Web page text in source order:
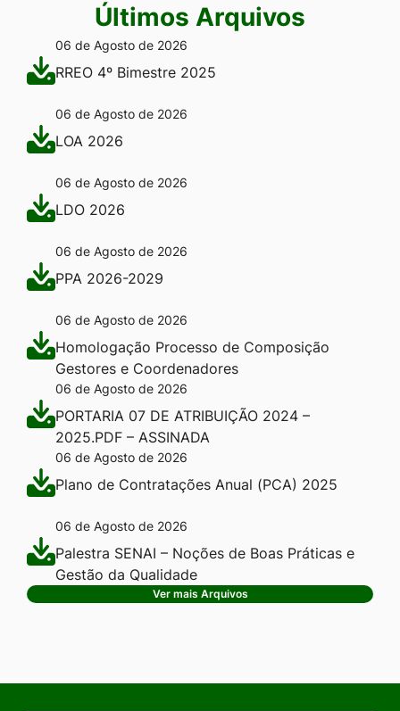
Últimos Arquivos
06 de Agosto de 2026
RREO 4º Bimestre 2025
06 de Agosto de 2026
LOA 2026
06 de Agosto de 2026
LDO 2026
06 de Agosto de 2026
PPA 2026-2029
06 de Agosto de 2026
Homologação Processo de Composição
Gestores e Coordenadores
06 de Agosto de 2026
PORTARIA 07 DE ATRIBUIÇÃO 2024 –
2025.PDF – ASSINADA
06 de Agosto de 2026
Plano de Contratações Anual (PCA) 2025
06 de Agosto de 2026
Palestra SENAI – Noções de Boas Práticas e
Gestão da Qualidade
Ver mais Arquivos